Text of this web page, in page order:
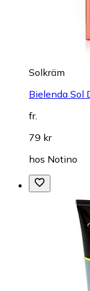
Solkräm
Bielenda Sol
fr.
79 kr
hos Notino